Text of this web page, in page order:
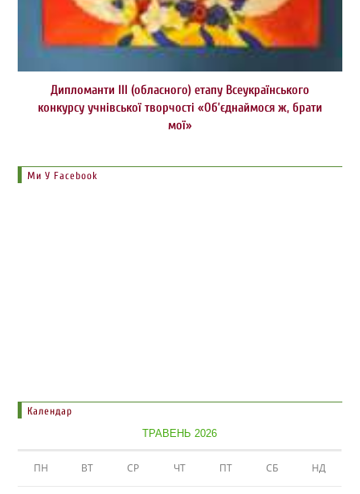
Дипломанти ІІІ (обласного) етапу Всеукраїнського
конкурсу учнівської творчості «Об’єднаймося ж, брати
мої»
Ми У Facebook
Календар
ТРАВЕНЬ 2026
ПН ВТ СР ЧТ ПТ СБ НД